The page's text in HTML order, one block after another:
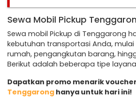
Sewa Mobil Pickup
Sewa mobil Pickup di Tenggarong
kebutuhan transportasi Anda,
rumah, pengangkutan barang,
Berikut adalah beberapa tipe
Dapatkan promo menarik voucher
Tenggarong hanya untuk hari ini!